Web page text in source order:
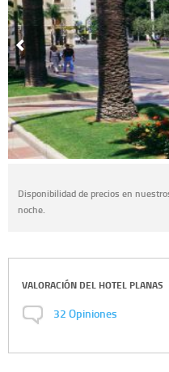
Disponibilidad de precios en
noche.
VALORACIÓN DEL HOTEL PLANAS
32Opiniones